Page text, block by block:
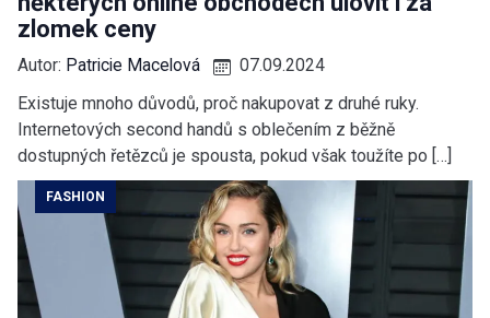
zlomek ceny
Autor: Patricie Macelová
07.09.2024
Existuje mnoho důvodů, proč nakupovat z druhé ruky.
Internetových second handů s oblečením z běžně
dostupných řetězců je spousta, pokud však toužíte po […]
FASHION